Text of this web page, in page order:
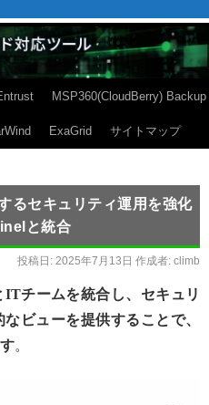
MSP360(CloudBerry) Backup
ExaGrid サイトマップ
るセキュリティ運用を強化
と統合
投稿日: 2025年7月13日 作成者: climb
チームを統合し、セキュリ
ビューを提供することで、
。